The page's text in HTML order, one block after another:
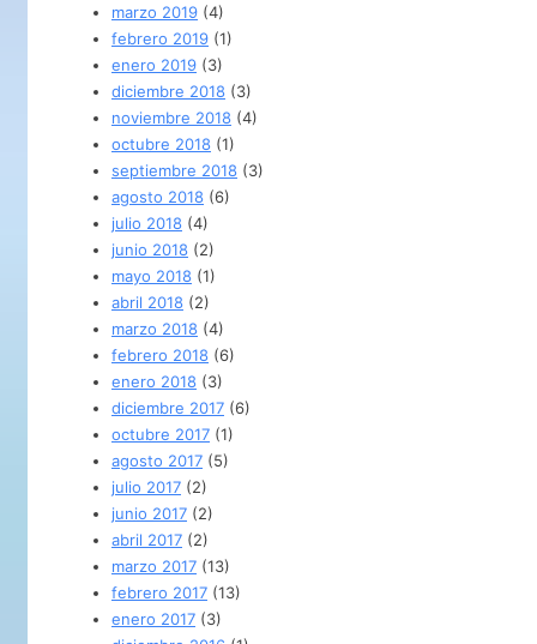
marzo 2019 (4)
febrero 2019 (1)
enero 2019 (3)
diciembre 2018 (3)
noviembre 2018 (4)
octubre 2018 (1)
septiembre 2018 (3)
agosto 2018 (6)
julio 2018 (4)
junio 2018 (2)
mayo 2018 (1)
abril 2018 (2)
marzo 2018 (4)
febrero 2018 (6)
enero 2018 (3)
diciembre 2017 (6)
octubre 2017 (1)
agosto 2017 (5)
julio 2017 (2)
junio 2017 (2)
abril 2017 (2)
marzo 2017 (13)
febrero 2017 (13)
enero 2017 (3)